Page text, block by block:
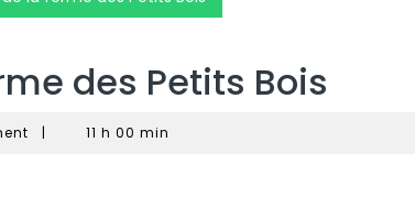
des Petits Bois
| 11 h 00 min